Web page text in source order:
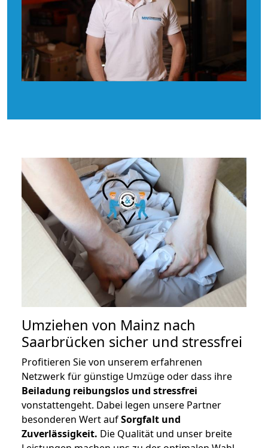
Umziehen von Mainz nach
Saarbrücken sicher und stressfrei
Profitieren Sie von unserem erfahrenen
Netzwerk für günstige Umzüge oder dass ihre
Beiladung reibungslos und stressfrei
vonstattengeht. Dabei legen unsere Partner
besonderen Wert aufSorgfalt und
Zuverlässigkeit. Die Qualität und unser breite